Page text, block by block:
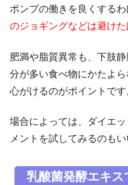
ポンプの働きを良くするわ
のジョギングなどは避け
肥満や脂質異常も、下肢
分が多い食べ物にかたよ
心がけるのがポイントです
場合によっては、ダイエ
メントを試してみるのもい
乳酸菌発酵エキス